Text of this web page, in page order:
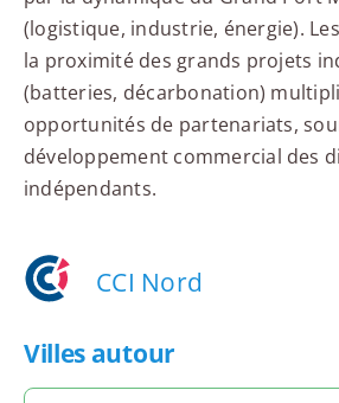
(logistique, industrie, énergie).
la proximité des grands projets
(batteries, décarbonation)
opportunités de partenariats,
développement commercial des
indépendants.
CCI Nord
Villes autour